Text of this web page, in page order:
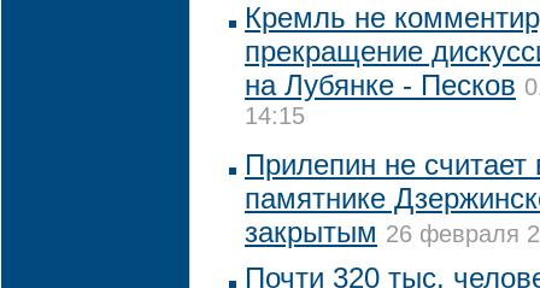
Кремль не
прекращение
на Лубянке - Песков
14:15
Прилепин не считает
памятнике
закрытым 26 февраля
Почти 320 тыс.